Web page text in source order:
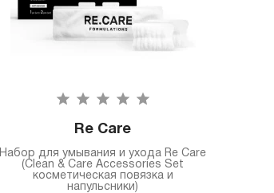
Re Care
Набор для умывания и ухода Re Care
(Clean & Care Accessories Set
косметическая повязка и
напульсники)